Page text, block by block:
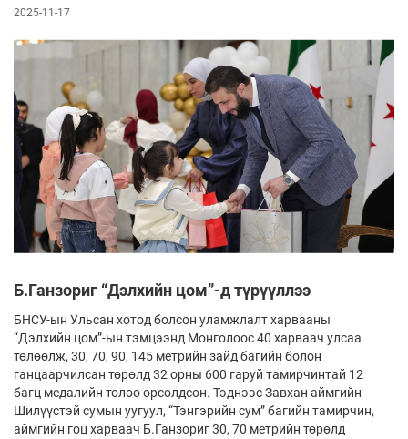
2025-11-17
Б.Ганзориг “Дэлхийн цом”-д түрүүллээ
БНСУ-ын Ульсан хотод болсон уламжлалт харвааны
“Дэлхийн цом”-ын тэмцээнд Монголоос 40 харваач улсаа
төлөөлж, 30, 70, 90, 145 метрийн зайд багийн болон
ганцаарчилсан төрөлд 32 орны 600 гаруй тамирчинтай 12
багц медалийн төлөө өрсөлдсөн. Тэднээс Завхан аймгийн
Шилүүстэй сумын уугуул, “Тэнгэрийн сум” багийн тамирчин,
аймгийн гоц харваач Б.Ганзориг 30, 70 метрийн төрөлд